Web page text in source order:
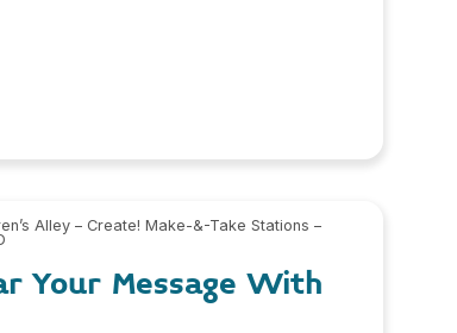
Alley – Create! Make-&-Take Stations –
Your Message With